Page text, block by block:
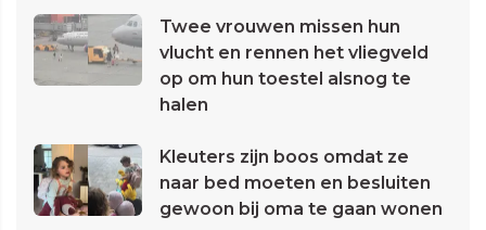
Twee vrouwen missen hun
vlucht en rennen het vliegveld
op om hun toestel alsnog te
halen
Kleuters zijn boos omdat ze
naar bed moeten en besluiten
gewoon bij oma te gaan wonen